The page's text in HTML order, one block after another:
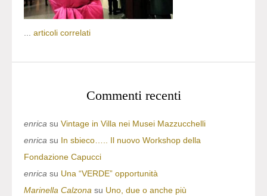
articoli correlati
Commenti recenti
enrica su Vintage in Villa nei Musei Mazzucchelli
enrica su In sbieco….. Il nuovo Workshop della
Fondazione Capucci
enrica su Una “VERDE” opportunità
Marinella Calzona su Uno, due o anche più